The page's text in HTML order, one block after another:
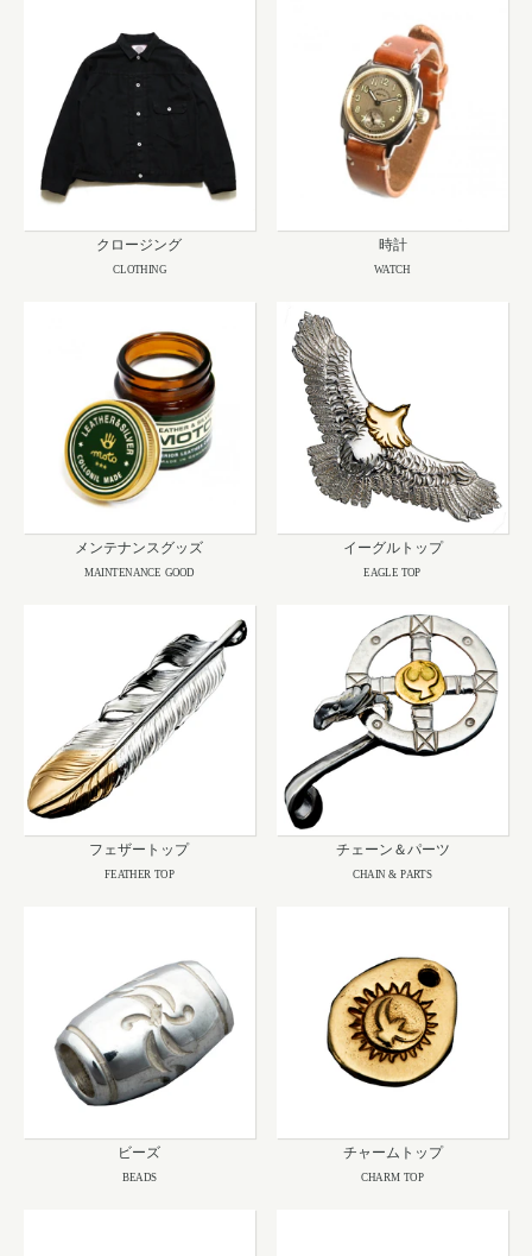
クロージング
CLOTHING
時計
WATCH
メンテナンスグッズ
MAINTENANCE GOOD
イーグルトップ
EAGLE TOP
フェザートップ
FEATHER TOP
チェーン＆パーツ
CHAIN & PARTS
ビーズ
BEADS
チャームトップ
CHARM TOP